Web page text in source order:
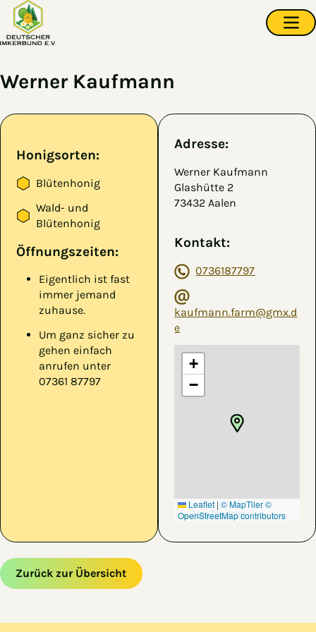
Zum Hauptinhalt springen
Werner Kaufmann
Honigsorten:
Blütenhonig
Wald- und
Blütenhonig
Öffnungszeiten:
Eigentlich ist fast
immer jemand
zuhause.
Um ganz sicher zu
gehen einfach
anrufen unter
07361 87797
Adresse:
Werner Kaufmann
Glashütte 2
73432 Aalen
Kontakt:
0736187797
kaufmann.farm@gmx.d
e
+
−
Leaflet | © MapTiler©
OpenStreetMap contributors
Zurück zur Übersicht